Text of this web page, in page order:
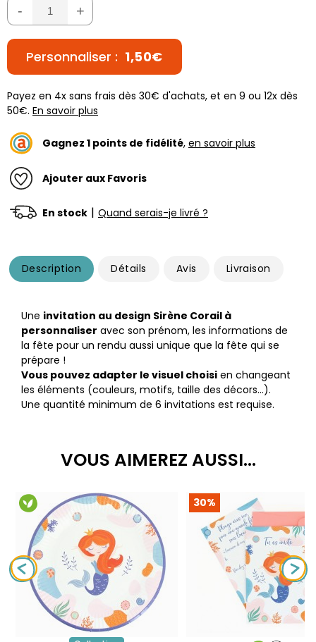
- +
Personnaliser : 1,50€
Payez en 4x sans frais dès 30€ d'achats, et en 9 ou 12x dès
50€. En savoir plus
Gagnez 1 points de fidélité, en savoir plus
Ajouter aux Favoris
En stock | Quand serais-je livré ?
Description Détails Avis Livraison
Une invitation au design Sirène Corail à
personnaliser avec son prénom, les informations de
la fête pour un rendu aussi unique que la fête qui se
prépare !
Vous pouvez adapter le visuel choisi en changeant
les éléments (couleurs, motifs, taille des décors…).
Une quantité minimum de 6 invitations est requise.
VOUS AIMEREZ AUSSI...
30%